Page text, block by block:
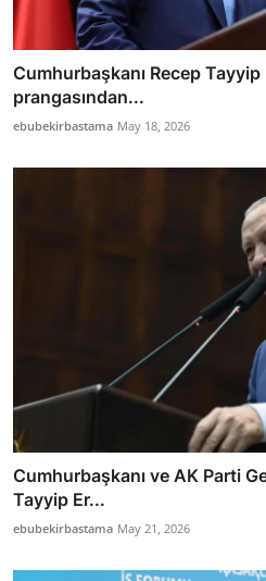
Cumhurbaşkanı Recep
prangasından...
ebubekirbastama May 18, 2026
Cumhurbaşkanı ve AK Parti
Tayyip Er...
ebubekirbastama May 21, 2026